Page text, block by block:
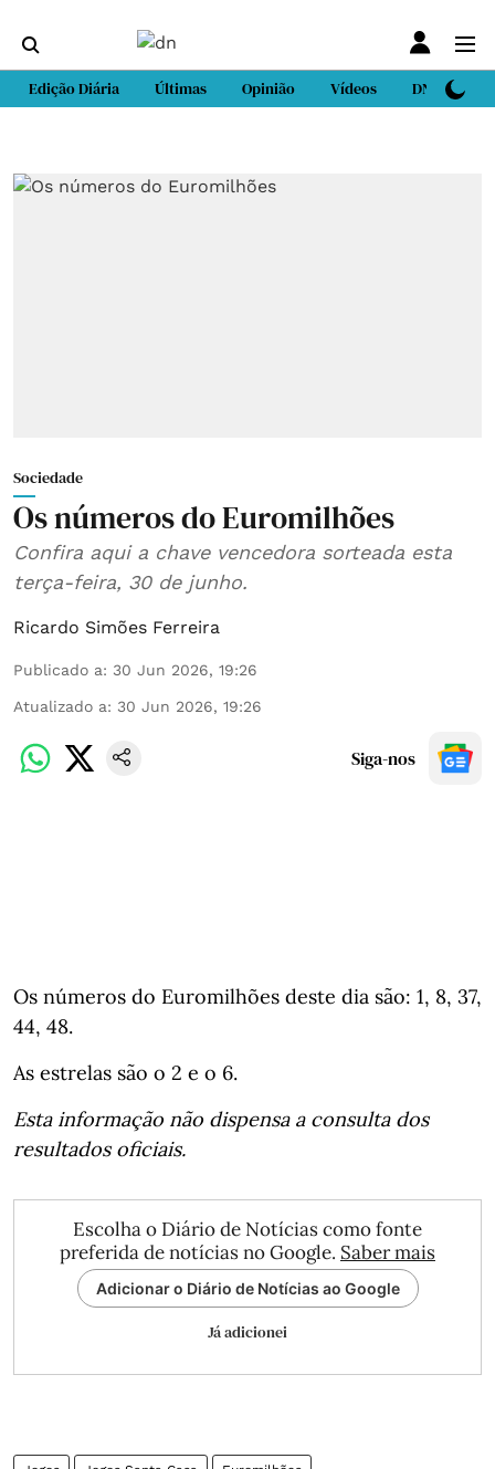
Edição Diária Últimas Opinião Vídeos DN Sport
Sociedade
Os números do Euromilhões
Confira aqui a chave vencedora sorteada esta
terça-feira, 30 de junho.
Ricardo Simões Ferreira
Publicado a: 30 Jun 2026, 19:26
Atualizado a: 30 Jun 2026, 19:26
Siga-nos
Os números do Euromilhões deste dia são: 1, 8, 37,
44, 48.
As estrelas são o 2 e o 6.
Esta informação não dispensa a consulta dos
resultados oficiais.
Escolha o Diário de Notícias como fonte
preferida de notícias no Google. Saber mais
Adicionar o Diário de Notícias ao Google
Já adicionei